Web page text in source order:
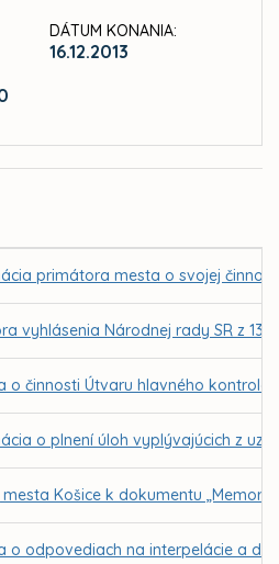
DÁTUM KONANIA:
16.12.2013
primátora mesta o svojej
vyhlásenia Národnej rady SR z 13.
o činnosti Útvaru hlavného
o plnení úloh vyplývajúcich z
mesta Košice k dokumentu
o odpovediach na interpelácie a